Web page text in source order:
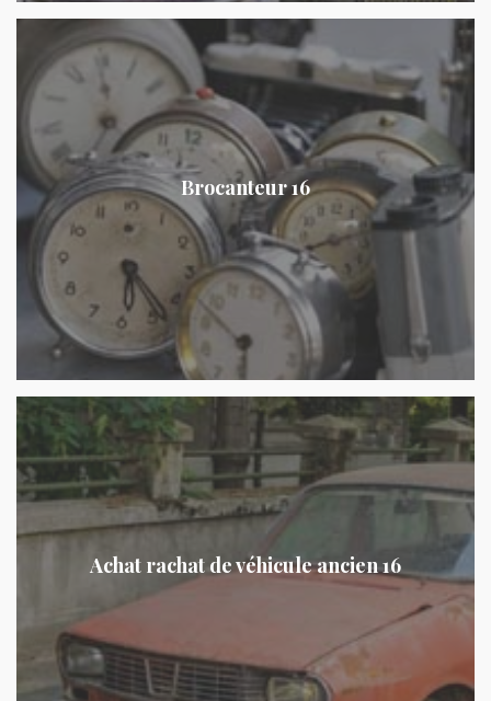
Brocanteur 16
Achat rachat de véhicule ancien 16